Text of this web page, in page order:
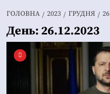
ГОЛОВНА 2023 ГРУДНЯ 26
День: 26.12.2023